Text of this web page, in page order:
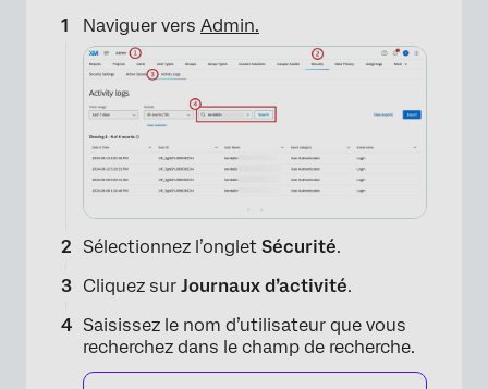
Naviguer vers Admin.
Sélectionnez l’onglet Sécurité.
Cliquez sur Journaux d’activité.
Saisissez le nom d’utilisateur que vous
recherchez dans le champ de recherche.